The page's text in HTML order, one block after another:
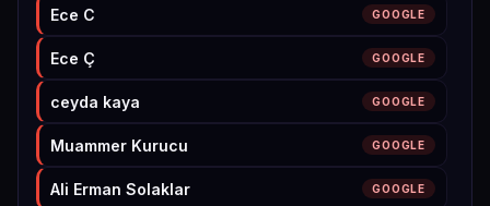
Ece C GOOGLE
Ece Ç GOOGLE
ceyda kaya GOOGLE
Muammer Kurucu GOOGLE
Ali Erman Solaklar GOOGLE